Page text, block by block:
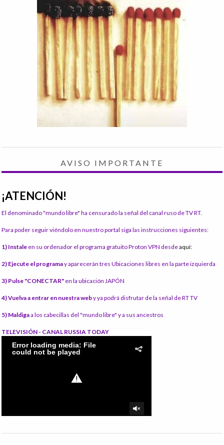
AVISO IMPORTANTE
¡ATENCIÓN!
El denominado "mundo libre" ha censurado la señal del canal ruso de TV RT.
Para poder seguir viéndolo en nuestro portal siga las instrucciones siguientes:
1) Instale en su ordenador el programa gratuito Proton VPN desdeaquí:
2) Ejecute el programay aparecerán tres Ubicaciones libres en la parte izquierda
3) Pulse "CONECTAR" en la ubicación JAPÓN
4) Vuelva a entrar en nuestra weby ya podrá disfrutar de la señal de RT TV
5) Maldigaa los cabecillas del "mundo libre" y a sus ancestros
TELEVISIÓN - CANAL RUSSIA TODAY